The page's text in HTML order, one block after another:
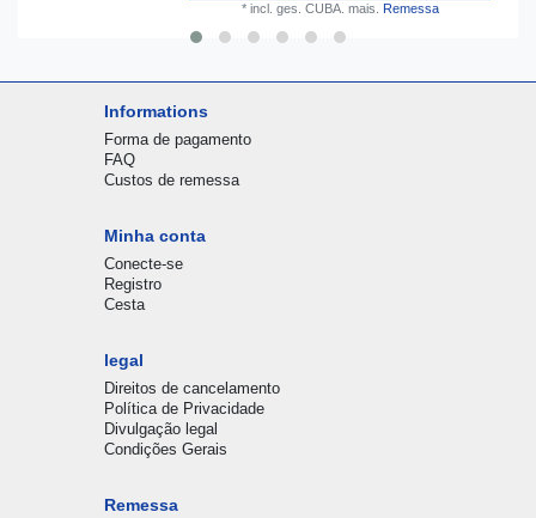
* incl. ges. CUBA. mais. Remessa
Informations
Forma de pagamento
FAQ
Custos de remessa
Minha conta
Conecte-se
Registro
Cesta
legal
Direitos de cancelamento
Política de Privacidade
Divulgação legal
Condições Gerais
Remessa